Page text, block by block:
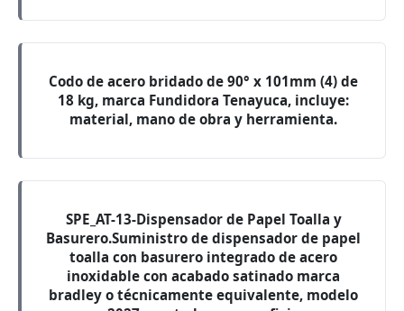
Codo de acero bridado de 90° x 101mm (4) de
18 kg, marca Fundidora Tenayuca, incluye:
material, mano de obra y herramienta.
SPE_AT-13-Dispensador de Papel Toalla y
Basurero.Suministro de dispensador de papel
toalla con basurero integrado de acero
inoxidable con acabado satinado marca
bradley o técnicamente equivalente, modelo